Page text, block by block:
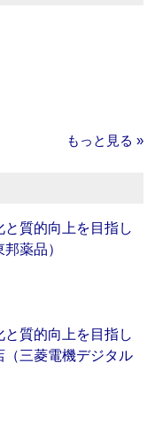
もっと見る »
と質的向上を目指し
薬品）
と質的向上を目指し
（三菱電機デジタル